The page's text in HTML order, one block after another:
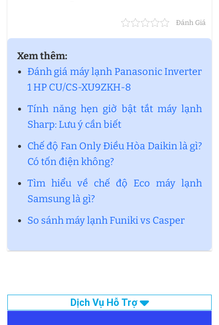
Đánh Giá
Xem thêm:
Đánh giá máy lạnh Panasonic Inverter
1 HP CU/CS-XU9ZKH-8
Tính năng hẹn giờ bật tắt máy lạnh
Sharp: Lưu ý cần biết
Chế độ Fan Only Điều Hòa Daikin là gì?
Có tốn điện không?
Tìm hiểu về chế độ Eco máy lạnh
Samsung là gì?
So sánh máy lạnh Funiki vs Casper
Dịch Vụ Hỗ Trợ